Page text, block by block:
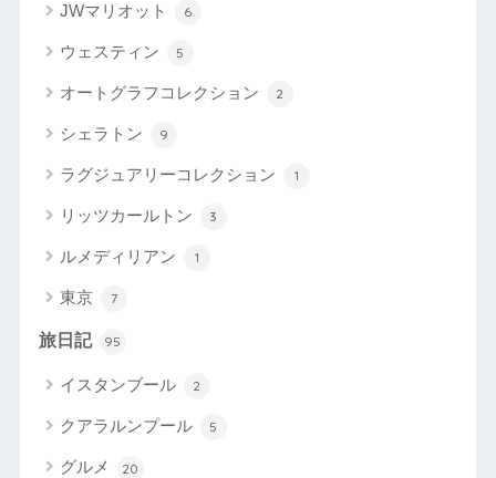
JWマリオット 6
ウェスティン 5
オートグラフコレクション 2
シェラトン 9
ラグジュアリーコレクション 1
リッツカールトン 3
ルメディリアン 1
東京 7
旅日記 95
イスタンブール 2
クアラルンプール 5
グルメ 20